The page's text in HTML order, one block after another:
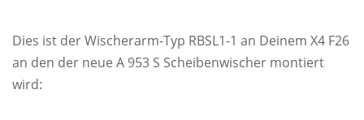
Dies ist der Wischerarm-Typ RBSL1-1 an Deinem X4 F26
an den der neue A 953 S Scheibenwischer montiert
wird: